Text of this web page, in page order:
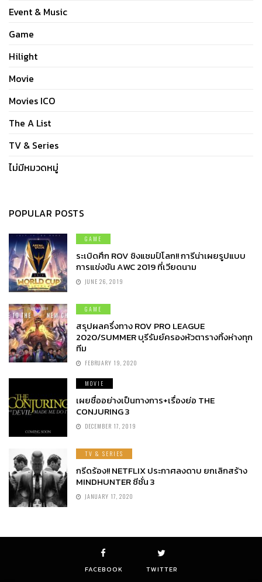
Event & Music
Game
Hilight
Movie
Movies ICO
The A List
TV & Series
ไม่มีหมวดหมู่
POPULAR POSTS
GAME
ระเบิดศึก ROV ชิงแชมป์โลก!! การีน่าเผยรูปแบบ
การแข่งขัน AWC 2019 ที่เวียดนาม
JUNE 26, 2019
GAME
สรุปผลครึ่งทาง ROV PRO LEAGUE
2020/SUMMER บุรีรัมย์ครองหัวตารางทิ้งห่างทุก
ทีม
FEBRUARY 19, 2020
MOVIE
เผยชื่ออย่างเป็นทางการ+เรื่องย่อ THE
CONJURING 3
DECEMBER 17, 2019
TV & SERIES
กรีดร้อง!! NETFLIX ประกาศลงดาบ ยกเลิกสร้าง
MINDHUNTER ซีซั่น 3
JANUARY 17, 2020
FACEBOOK TWITTER